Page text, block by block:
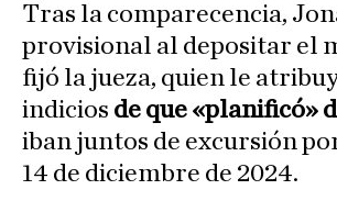
Tras la comparecencia,
provisional al depositar el
fijó la jueza, quien le
indicios de que «planificó»
iban juntos de excursión
14 de diciembre de 2024.